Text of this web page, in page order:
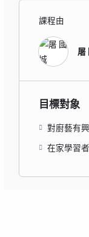
課程由
屠
目標對象
對廚藝有
在家學習者